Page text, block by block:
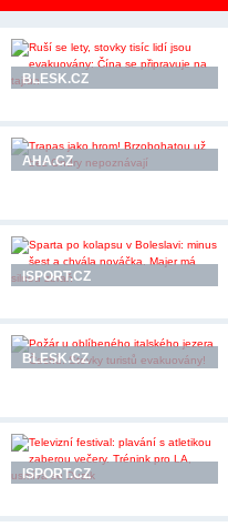
BLESK.CZ
AHA.CZ
ISPORT.CZ
BLESK.CZ
ISPORT.CZ